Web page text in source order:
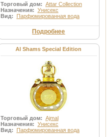
Торговый дом: Attar Collection
Назначения: Унисекс
Вид: Парфюмированная вода
Подробнее
Al Shams Special Edition
Торговый дом: Ajmal
Назначения: Унисекс
Вид: Парфюмированная вода